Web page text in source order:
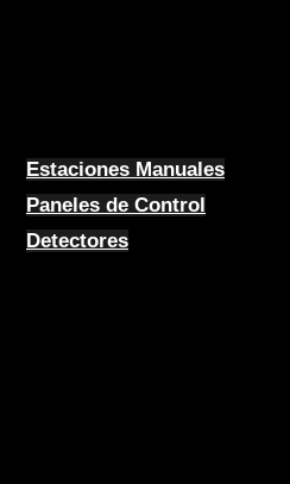
Estaciones Manuales
Paneles de Control
Detectores